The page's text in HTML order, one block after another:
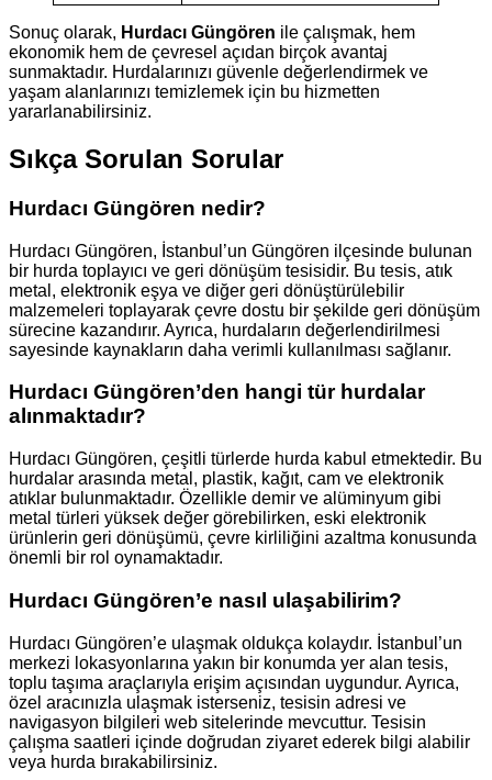
Sonuç olarak, Hurdacı Güngören ile çalışmak, hem
ekonomik hem de çevresel açıdan birçok avantaj
sunmaktadır. Hurdalarınızı güvenle değerlendirmek ve
yaşam alanlarınızı temizlemek için bu hizmetten
yararlanabilirsiniz.
Sıkça Sorulan Sorular
Hurdacı Güngören nedir?
Hurdacı Güngören, İstanbul’un Güngören ilçesinde bulunan
bir hurda toplayıcı ve geri dönüşüm tesisidir. Bu tesis, atık
metal, elektronik eşya ve diğer geri dönüştürülebilir
malzemeleri toplayarak çevre dostu bir şekilde geri dönüşüm
sürecine kazandırır. Ayrıca, hurdaların değerlendirilmesi
sayesinde kaynakların daha verimli kullanılması sağlanır.
Hurdacı Güngören’den hangi tür hurdalar
alınmaktadır?
Hurdacı Güngören, çeşitli türlerde hurda kabul etmektedir. Bu
hurdalar arasında metal, plastik, kağıt, cam ve elektronik
atıklar bulunmaktadır. Özellikle demir ve alüminyum gibi
metal türleri yüksek değer görebilirken, eski elektronik
ürünlerin geri dönüşümü, çevre kirliliğini azaltma konusunda
önemli bir rol oynamaktadır.
Hurdacı Güngören’e nasıl ulaşabilirim?
Hurdacı Güngören’e ulaşmak oldukça kolaydır. İstanbul’un
merkezi lokasyonlarına yakın bir konumda yer alan tesis,
toplu taşıma araçlarıyla erişim açısından uygundur. Ayrıca,
özel aracınızla ulaşmak isterseniz, tesisin adresi ve
navigasyon bilgileri web sitelerinde mevcuttur. Tesisin
çalışma saatleri içinde doğrudan ziyaret ederek bilgi alabilir
veya hurda bırakabilirsiniz.